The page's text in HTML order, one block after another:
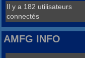
Il y a 182 utilisateurs
connectés
AMFG INFO